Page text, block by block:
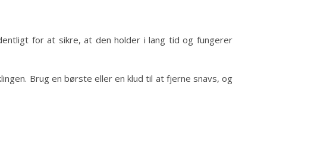
for at sikre, at den holder i lang tid og fungerer
Brug en børste eller en klud til at fjerne snavs, og